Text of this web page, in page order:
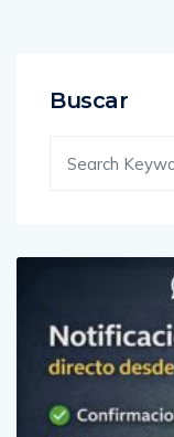
Buscar